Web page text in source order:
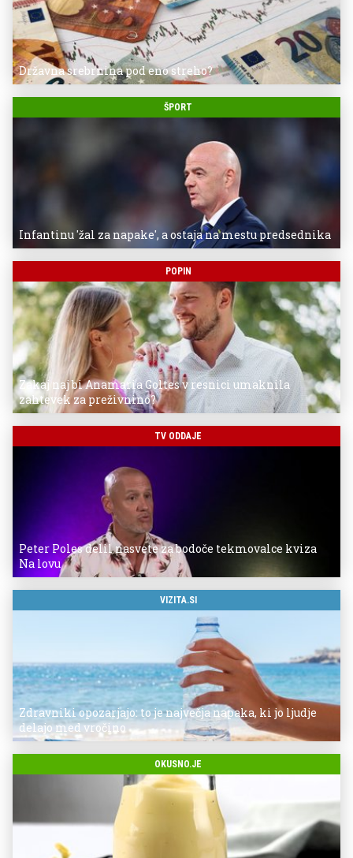
Državna srebrnina pod eno streho?
ŠPORT
Infantinu 'žal za napake', a ostaja na mestu predsednika
POPIN
Zakaj naj bi Anamaria Goltes v resnici umaknila
zahtevek za preživnino?
TV ODDAJE
Peter Poles delil nasvete za bodoče tekmovalce kviza
Na lovu
VIZITA.SI
Zdravniki opozarjajo: to je največja napaka, ki jo ljudje
delajo med vročino
OKUSNO.JE